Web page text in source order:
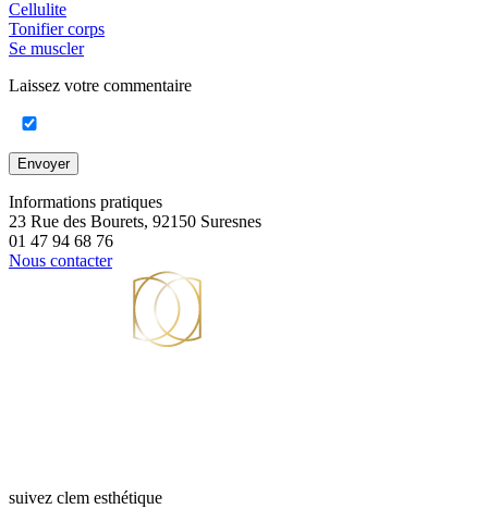
Cellulite
Tonifier corps
Se muscler
Laissez votre commentaire
Envoyer
Informations pratiques
23 Rue des Bourets, 92150 Suresnes
01 47 94 68 76
Nous contacter
suivez clem esthétique